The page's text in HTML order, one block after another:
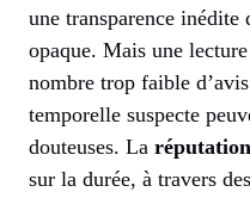
une transparence inédite
opaque. Mais une
nombre trop faible
temporelle suspecte
douteuses. La
sur la durée, à travers